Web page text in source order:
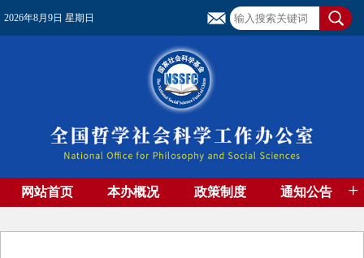
2026年8月9日 星期日
网站首页 本办概况 政策制度 通知公告 +